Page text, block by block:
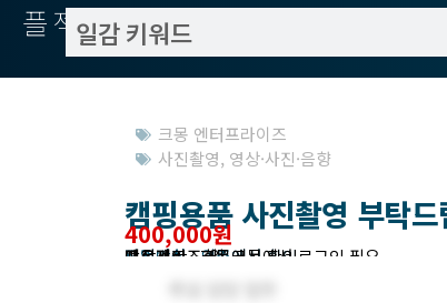
플젝서치
크몽 엔터프라이즈
사진촬영, 영상·사진·음향
캠핑용품 사진촬영 부탁
400,000원
작업방식 : 외주
모집기한 : 크몽에서 확인
예상기간 : 7일
프로젝트조회 : 크몽에서 로그인 필요
받은제안 : 크몽에서 확인